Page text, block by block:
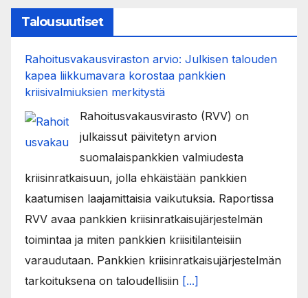
Talousuutiset
Rahoitusvakausviraston arvio: Julkisen talouden
kapea liikkumavara korostaa pankkien
kriisivalmiuksien merkitystä
Rahoitusvakausvirasto (RVV) on
julkaissut päivitetyn arvion
suomalaispankkien valmiudesta
kriisinratkaisuun, jolla ehkäistään pankkien
kaatumisen laajamittaisia vaikutuksia. Raportissa
RVV avaa pankkien kriisinratkaisujärjestelmän
toimintaa ja miten pankkien kriisitilanteisiin
varaudutaan. Pankkien kriisinratkaisujärjestelmän
tarkoituksena on taloudellisiin [...]